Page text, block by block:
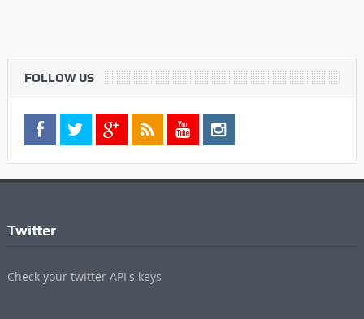
FOLLOW US
Twitter
Check your twitter API's keys